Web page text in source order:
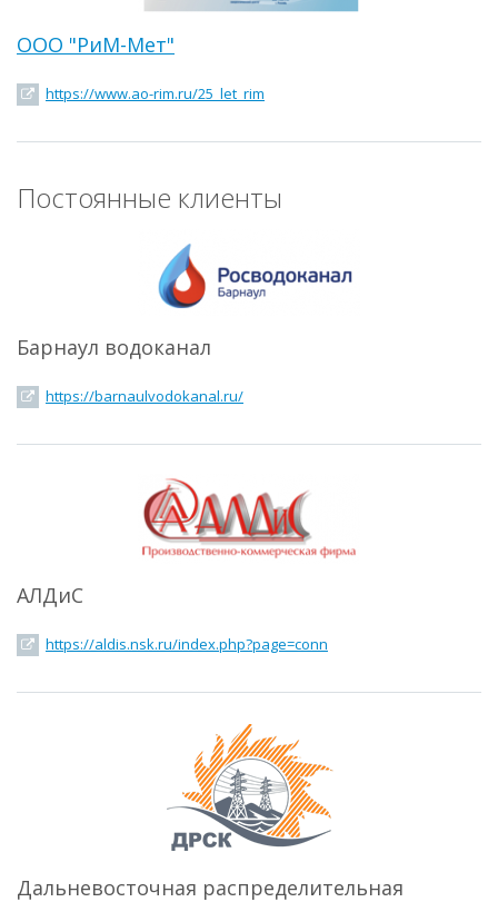
ООО "РиМ-Мет"
https://www.ao-rim.ru/25_let_rim
Постоянные клиенты
Барнаул водоканал
https://barnaulvodokanal.ru/
АЛДиС
https://aldis.nsk.ru/index.php?page=conn
Дальневосточная распределительная